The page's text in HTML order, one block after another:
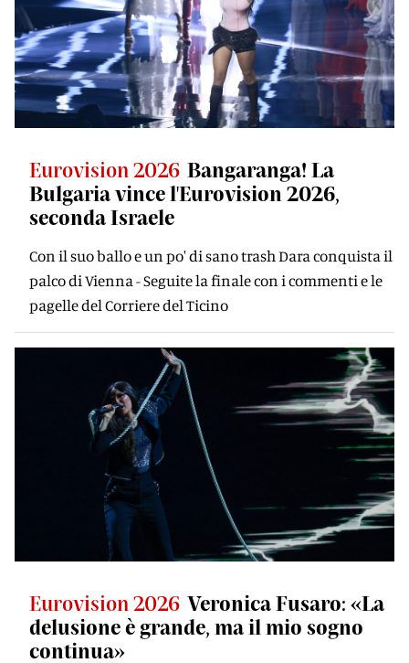
Eurovision 2026 Bangaranga! La
Bulgaria vince l'Eurovision 2026,
seconda Israele
Con il suo ballo e un po' di sano trash Dara conquista il
palco di Vienna - Seguite la finale con i commenti e le
pagelle del Corriere del Ticino
Eurovision 2026 Veronica Fusaro: «La
delusione è grande, ma il mio sogno
continua»